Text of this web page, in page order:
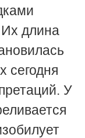
длина
сегодня
У